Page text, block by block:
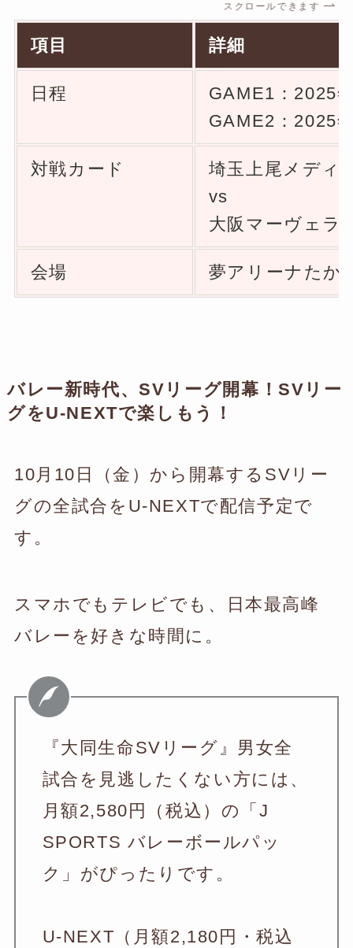
スクロールできます
項目 詳細
日程
GAME1：2025
GAME2：2025
対戦カード
埼玉上尾メディ
vs
大阪マーヴェラ
会場 夢アリーナたか
バレー新時代、SVリーグ開幕！SVリー
グをU-NEXTで楽しもう！
10月10日（金）から開幕するSVリー
グの全試合をU-NEXTで配信予定で
す。
スマホでもテレビでも、日本最高峰
バレーを好きな時間に。
『大同生命SVリーグ』男女全
試合を見逃したくない方には、
月額2,580円（税込）の「J
SPORTS バレーボールパッ
ク」がぴったりです。
U-NEXT（月額2,180円・税込